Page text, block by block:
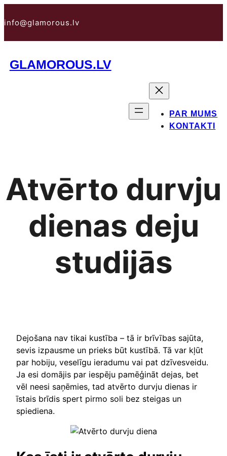
uz
info@glamorous.lv
GLAMOROUS.LV
PAR MUMS
KONTAKTI
Atvērto durvju
dienas deju
studijās
Dejošana nav tikai kustība – tā ir brīvības sajūta,
sevis izpausme un prieks būt kustībā. Tā var kļūt
par hobiju, veselīgu ieradumu vai pat dzīvesveidu.
Ja esi domājis par iespēju pamēģināt dejas, bet
vēl neesi saņēmies, tad atvērto durvju dienas ir
īstais brīdis spert pirmo soli bez steigas un
spiediena.